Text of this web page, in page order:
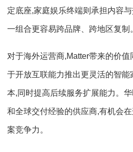
定底座,家庭娱乐终端则承担内容
一组合更容易跨品牌、跨地区复制
对于海外运营商,Matter带来的价
于开放互联能力推出更灵活的智
本,同时提高后续服务扩展能力。
和全球交付经验的供应商,有机会
案竞争力。